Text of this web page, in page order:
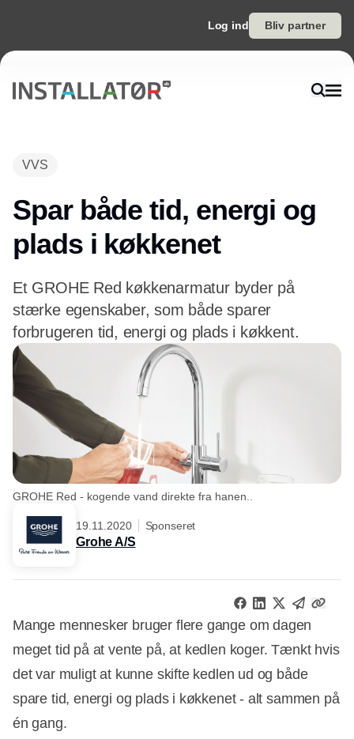
Log ind Bliv partner
VVS
Spar både tid, energi og
plads i køkkenet
Et GROHE Red køkkenarmatur byder på
stærke egenskaber, som både sparer
forbrugeren tid, energi og plads i køkkent.
GROHE Red - kogende vand direkte fra hanen..
19.11.2020 Sponseret
Grohe A/S
Mange mennesker bruger flere gange om dagen
meget tid på at vente på, at kedlen koger. Tænkt hvis
det var muligt at kunne skifte kedlen ud og både
spare tid, energi og plads i køkkenet - alt sammen på
én gang.